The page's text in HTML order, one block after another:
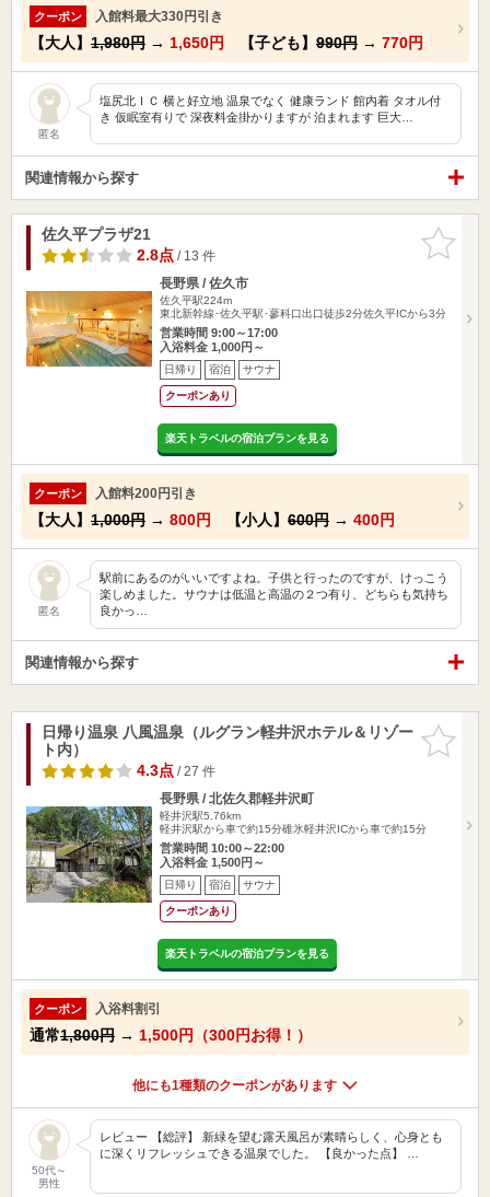
クーポン 入館料最大330円引き
【大人】 1,980円 → 1,650円 【子ども】 990円 → 770円
匿名
塩尻北ＩＣ 横と好立地 温泉でなく 健康ランド 館内着 タオル付
き 仮眠室有りで 深夜料金掛かりますが 泊まれます 巨大…
関連情報から探す
お気に入
りに追加
佐久平プラザ21
2.8点/ 13 件
長野県 / 佐久市
佐久平駅224m
東北新幹線･佐久平駅･蓼科口出口徒歩2分佐久平ICから3分
営業時間 9:00～17:00
入浴料金 1,000円～
日帰り 宿泊 サウナ
クーポンあり
楽天トラベルの宿泊プランを見る
クーポン 入館料200円引き
【大人】 1,000円 → 800円 【小人】 600円 → 400円
匿名
駅前にあるのがいいですよね。子供と行ったのですが、けっこう
楽しめました。サウナは低温と高温の２つ有り、どちらも気持ち
良かっ…
関連情報から探す
お気に入
りに追加
日帰り温泉 八風温泉（ルグラン軽井沢ホテル＆リゾー
ト内）
4.3点/ 27 件
長野県 / 北佐久郡軽井沢町
軽井沢駅5.76km
軽井沢駅から車で約15分碓氷軽井沢ICから車で約15分
営業時間 10:00～22:00
入浴料金 1,500円～
日帰り 宿泊 サウナ
クーポンあり
楽天トラベルの宿泊プランを見る
クーポン 入浴料割引
通常1,800円 → 1,500円（300円お得！）
他にも1種類のクーポンがあります
50代～
男性
レビュー 【総評】 新緑を望む露天風呂が素晴らしく、心身とも
に深くリフレッシュできる温泉でした。 【良かった点】 …